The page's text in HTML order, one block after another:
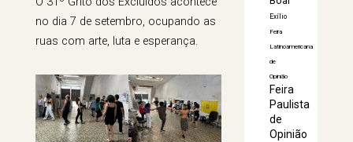
no dia 7 de setembro, ocupando as
ruas com arte, luta e esperança.
Exílio
Feira
Latinoamericana
de
Opinião
Feira
Paulista
de
Opinião